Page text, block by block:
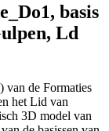
basis
Ld
van de Formaties
het Lid van
3D model van